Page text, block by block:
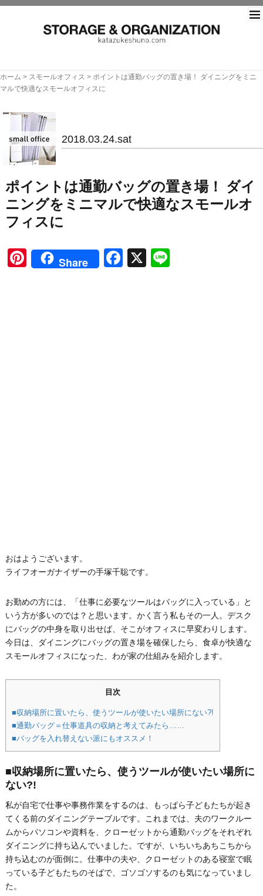
ホーム > スモールオフィス > ポイントは通勤バッグの置き場！ ダイニングをミニ
マルで快適なスモールオフィスに
2018.03.24.sat
ポイントは通勤バッグの置き場！ ダイ
ニングをミニマルで快適なスモールオ
フィスに
Pinterest
Share Facebook
X
おはようございます。
ライフオーガナイザーの手塚千聡です。
お勤めの方には、「仕事に必要なツールはバッグに入っている」と
いう方が多いのでは？と思います。かく言う私もその一人。デスク
にバッグの中身を取り出せば、そこがオフィスに早変わりします。
今日は、ダイニングにバッグの置き場を確保したら、食卓が快適な
スモールオフィスになった、わが家の仕組みを紹介します。
目次
■収納場所に置いたら、使うツールが使いたい場所にない?!
■通勤バッグ＝仕事道具の収納と考えてみたら……
■バッグを入れ替えない派にもオススメ！
■収納場所に置いたら、使うツールが使いたい場所に
ない?!
私が自宅で仕事や事務作業をするのは、もっぱら子どもたちが起き
てくる前のダイニングテーブルです。これまでは、夫のワークルー
ムからパソコンや資料を、クローゼットから通勤バッグをそれぞれ
ダイニングに持ち込んでいました。ですが、いちいちあちこちから
持ち込むのが面倒に。仕事中の夫や、クローゼットのある寝室で眠
っている子どもたちのそばで、ゴソゴソするのも気になっていまし
た。